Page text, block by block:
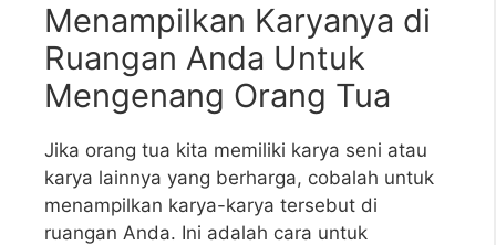
Menampilkan Karyanya di
Ruangan Anda Untuk
Mengenang Orang Tua
Jika orang tua kita memiliki karya seni atau
karya lainnya yang berharga, cobalah untuk
menampilkan karya-karya tersebut di
ruangan Anda. Ini adalah cara untuk